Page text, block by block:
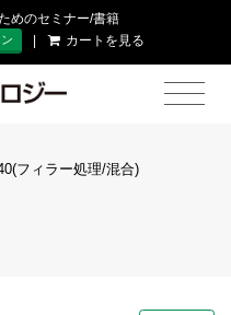
めのセミナー/書籍
| カートを見る
フィラー処理/混合)